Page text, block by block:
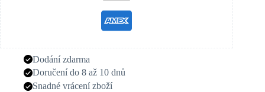
Dodání zdarma
Doručení do 8 až 10 dnů
Snadné vrácení zboží